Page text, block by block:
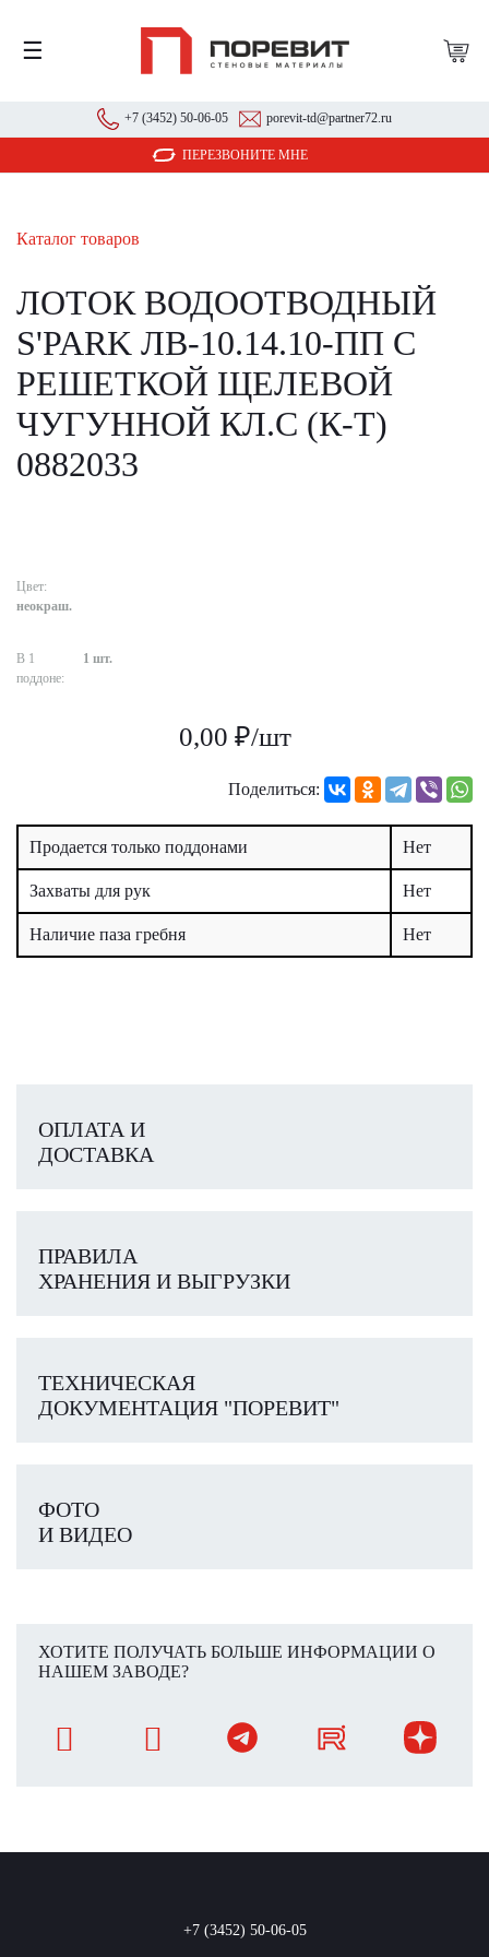
☰
+7 (3452) 50-06-05 porevit-td@partner72.ru
ПЕРЕЗВОНИТЕ МНЕ
Каталог товаров
ЛОТОК ВОДООТВОДНЫЙ
S'PARK ЛВ-10.14.10-ПП С
РЕШЕТКОЙ ЩЕЛЕВОЙ
ЧУГУННОЙ КЛ.С (К-Т)
0882033
Цвет:
неокраш.
В 1
поддоне:
1 шт.
0,00 ₽/шт
Поделиться:
Продается только поддонами Нет
Захваты для рук Нет
Наличие паза гребня Нет
ОПЛАТА И
ДОСТАВКА
ПРАВИЛА
ХРАНЕНИЯ И ВЫГРУЗКИ
ТЕХНИЧЕСКАЯ
ДОКУМЕНТАЦИЯ "ПОРЕВИТ"
ФОТО
И ВИДЕО
ХОТИТЕ ПОЛУЧАТЬ БОЛЬШЕ ИНФОРМАЦИИ О
НАШЕМ ЗАВОДЕ?
+7 (3452) 50-06-05